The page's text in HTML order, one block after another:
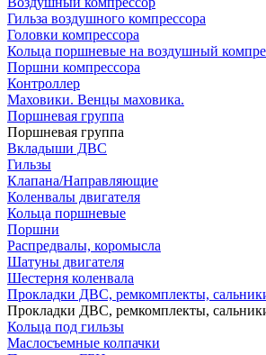
Гильза воздушного компрессора
Головки компрессора
Кольца поршневые на воздушный
Поршни компрессора
Контроллер
Маховики. Венцы маховика.
Поршневая группа
Поршневая группа
Вкладыши ДВС
Гильзы
Клапана/Направляющие
Коленвалы двигателя
Кольца поршневые
Поршни
Распредвалы, коромысла
Шатуны двигателя
Шестерня коленвала
Прокладки ДВС, ремкомплекты,
Прокладки ДВС, ремкомплекты,
Кольца под гильзы
Маслосъемные колпачки